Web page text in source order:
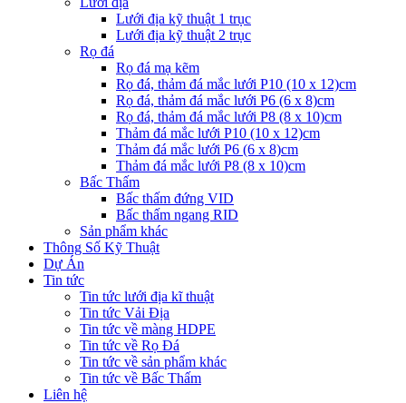
Lưới địa kỹ thuật 1 trục
Lưới địa kỹ thuật 2 trục
Rọ đá
Rọ đá mạ kẽm
Rọ đá, thảm đá mắc lưới P10 (10 x 12)cm
Rọ đá, thảm đá mắc lưới P6 (6 x 8)cm
Rọ đá, thảm đá mắc lưới P8 (8 x 10)cm
Thảm đá mắc lưới P10 (10 x 12)cm
Thảm đá mắc lưới P6 (6 x 8)cm
Thảm đá mắc lưới P8 (8 x 10)cm
Bấc Thấm
Bấc thấm đứng VID
Bấc thấm ngang RID
Sản phẩm khác
Thông Số Kỹ Thuật
Dự Án
Tin tức
Tin tức lưới địa kĩ thuật
Tin tức Vải Địa
Tin tức về màng HDPE
Tin tức về Rọ Đá
Tin tức về sản phẩm khác
Tin tức về Bấc Thấm
Liên hệ